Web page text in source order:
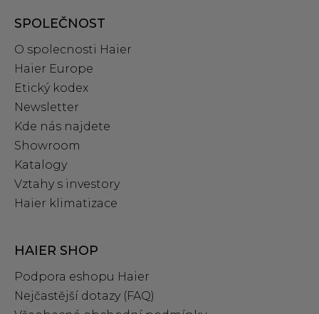
SPOLEČNOST
O spolecnosti Haier
Haier Europe
Etický kodex
Newsletter
Kde nás najdete
Showroom
Katalogy
Vztahy s investory
Haier klimatizace
HAIER SHOP
Podpora eshopu Haier
Nejčastější dotazy (FAQ)